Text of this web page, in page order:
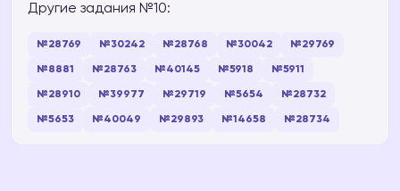
Другие задания №10:
№28769 №30242 №28768 №30042 №29769
№8881 №28763 №40145 №5918 №5911
№28910 №39977 №29719 №5654 №28732
№5653 №40049 №29893 №14658 №28734